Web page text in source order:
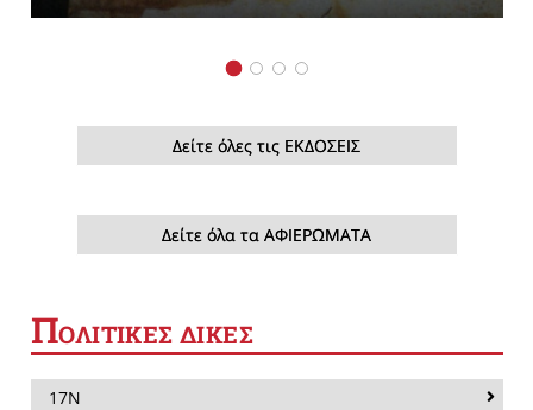
Δείτε όλες τις ΕΚΔΟΣΕΙΣ
Δείτε όλα τα ΑΦΙΕΡΩΜΑΤΑ
ΠΟΛΙΤΙΚΕΣ ΔΙΚΕΣ
17Ν